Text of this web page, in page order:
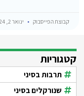
קבוצת הפייסבוק ינואר 2, 2024
קטגוריות
תרבות בסיני
שנורקלים בסיני